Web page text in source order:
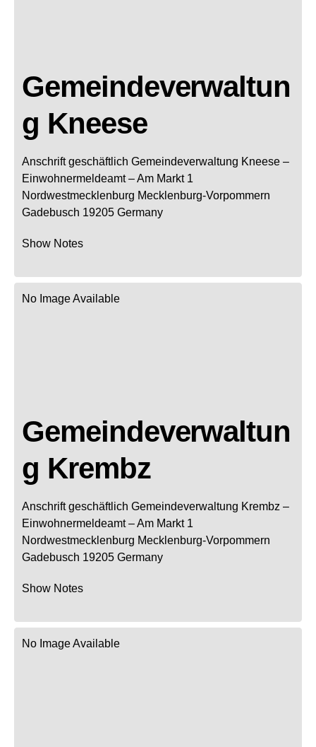
Gemeindeverwaltun
g Kneese
Anschrift geschäftlich Gemeindeverwaltung Kneese –
Einwohnermeldeamt –Am Markt 1
Nordwestmecklenburg Mecklenburg-Vorpommern
Gadebusch 19205 Germany
Show Notes
No Image Available
Gemeindeverwaltun
g Krembz
Anschrift geschäftlich Gemeindeverwaltung Krembz –
Einwohnermeldeamt –Am Markt 1
Nordwestmecklenburg Mecklenburg-Vorpommern
Gadebusch 19205 Germany
Show Notes
No Image Available